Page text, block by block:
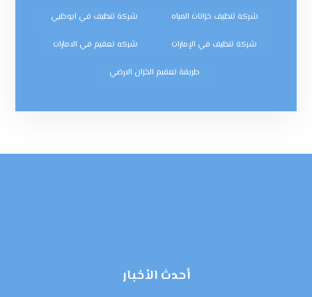
شركة تنظيف خزانات المياه شركة تنظيف في ابوظبي
شركة تنظيف في الإمارات شركه تعقيم في الامارات
طريقة تعقيم الخزان الارضي
أحدث الأخبار